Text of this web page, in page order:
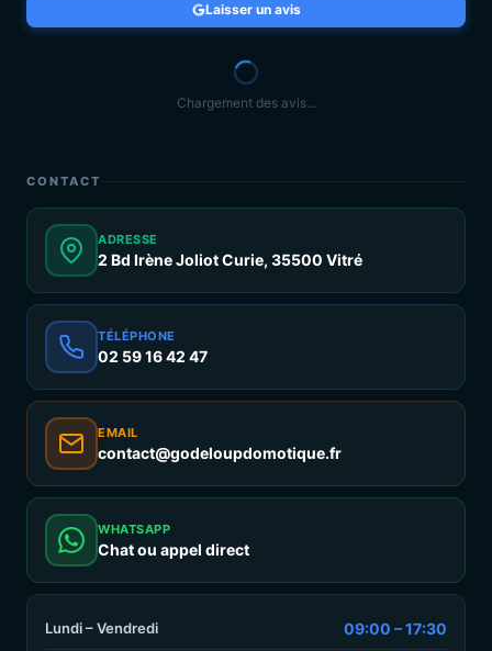
Laisser un avis
Chargement des avis...
CONTACT
ADRESSE
2 Bd Irène Joliot Curie, 35500 Vitré
TÉLÉPHONE
02 59 16 42 47
EMAIL
contact@godeloupdomotique.fr
WHATSAPP
Chat ou appel direct
Lundi – Vendredi 09:00 – 17:30